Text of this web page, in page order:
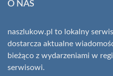
O NAS
naszlukow.pl to lokalny
dostarcza aktualne
bieżąco z wydarzeniami w
serwisowi.